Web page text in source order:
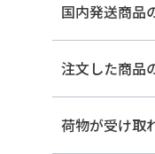
国内発送商品
注文した商品
荷物が受け取